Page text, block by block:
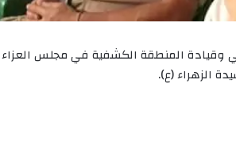
وقيادة المنطقة الكشفية في مجلس
الزهراء (ع).